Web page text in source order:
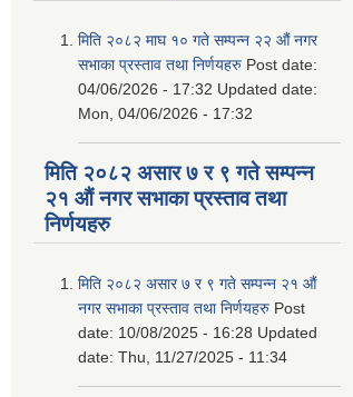
मिति २०८२ माघ १० गते सम्पन्न २२ औं नगर
सभाका प्रस्ताव तथा निर्णयहरु Post date:
04/06/2026 - 17:32 Updated date:
Mon, 04/06/2026 - 17:32
मिति २०८२ असार ७ र ९ गते सम्पन्न
२१ औं नगर सभाका प्रस्ताव तथा
निर्णयहरु
मिति २०८२ असार ७ र ९ गते सम्पन्न २१ औं
नगर सभाका प्रस्ताव तथा निर्णयहरु Post
date: 10/08/2025 - 16:28 Updated
date: Thu, 11/27/2025 - 11:34